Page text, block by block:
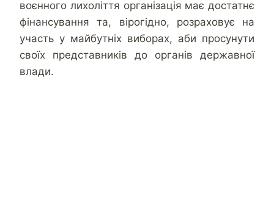
воєнного лихоліття організація має достатнє
фінансування та, вірогідно, розраховує на
участь у майбутніх виборах, аби просунути
своїх представників до органів державної
влади.